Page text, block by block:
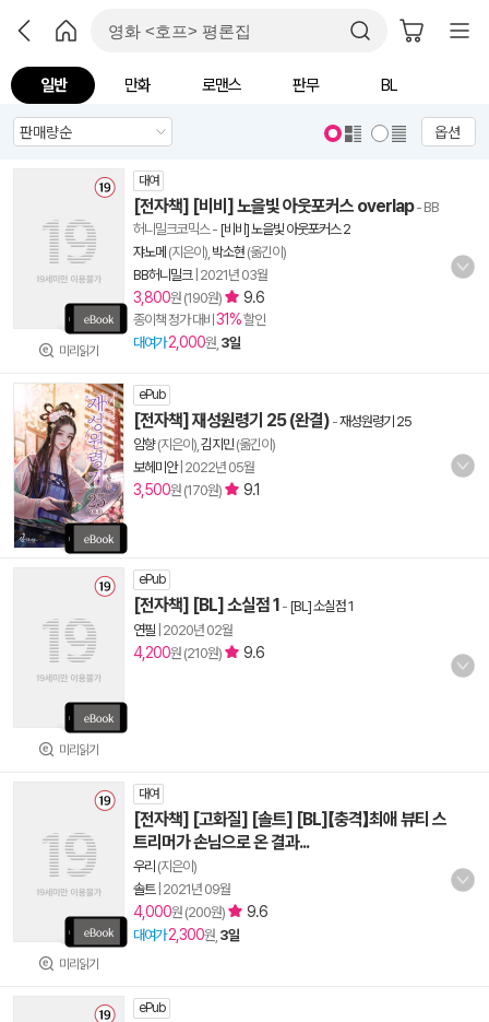
일반 만화 로맨스 판무 BL
옵션
미리읽기
대여
[전자책] [비비] 노을빛 아웃포커스 overlap- BB
허니밀크코믹스- [비비] 노을빛 아웃포커스 2
쟈노메 (지은이), 박소현 (옮긴이)
BB허니밀크| 2021년 03월
3,800원 (190원) 9.6
종이책 정가 대비 31%할인
대여가 2,000원, 3일
ePub
[전자책] 재성원령기 25 (완결) -재성원령기 25
암향(지은이), 김지민(옮긴이)
보헤미안| 2022년 05월
3,500원 (170원) 9.1
미리읽기
ePub
[전자책] [BL] 소실점 1 - [BL] 소실점 1
연필 2020년 02월
4,200원 (210원) 9.6
미리읽기
대여
[전자책] [고화질] [솔트] [BL]【충격】최애 뷰티 스
트리머가 손님으로 온 결과...
우리 (지은이)
솔트| 2021년 09월
4,000원 (200원) 9.6
대여가 2,300원, 3일
ePub